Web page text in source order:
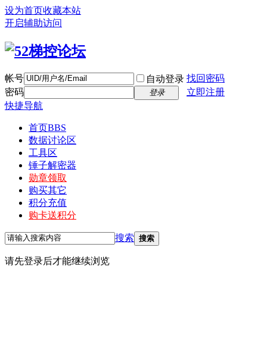
设为首页收藏本站
开启辅助访问
帐号 自动登录 找回密码
密码
登录
立即注册
快捷导航
首页BBS
数据讨论区
工具区
锤子解密器
勋章领取
购买其它
积分充值
购卡送积分
搜索 搜索
请先登录后才能继续浏览